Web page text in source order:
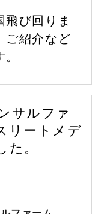
飛び回りま
ご紹介など
サルファ
リートメデ
た。